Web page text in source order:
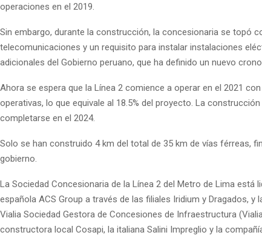
operaciones en el 2019.
Sin embargo, durante la construcción, la concesionaria se topó
telecomunicaciones y un requisito para instalar instalaciones
adicionales del Gobierno peruano, que ha definido un nuevo
Ahora se espera que la Línea 2 comience a operar en el 2021
operativas, lo que equivale al 18.5% del proyecto. La
completarse en el 2024.
Solo se han construido 4 km del total de 35 km de vías férreas,
gobierno.
La Sociedad Concesionaria de la Línea 2 del Metro de Lima está
española ACS Group a través de las filiales Iridium y Dragados, y
Vialia Sociedad Gestora de Concesiones de Infraestructura
constructora local Cosapi, la italiana Salini Impreglio y la